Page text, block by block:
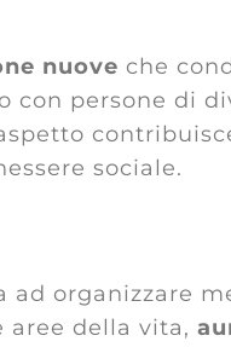
nuove che
con persone di
sociale.
organizzare
aree della vita,